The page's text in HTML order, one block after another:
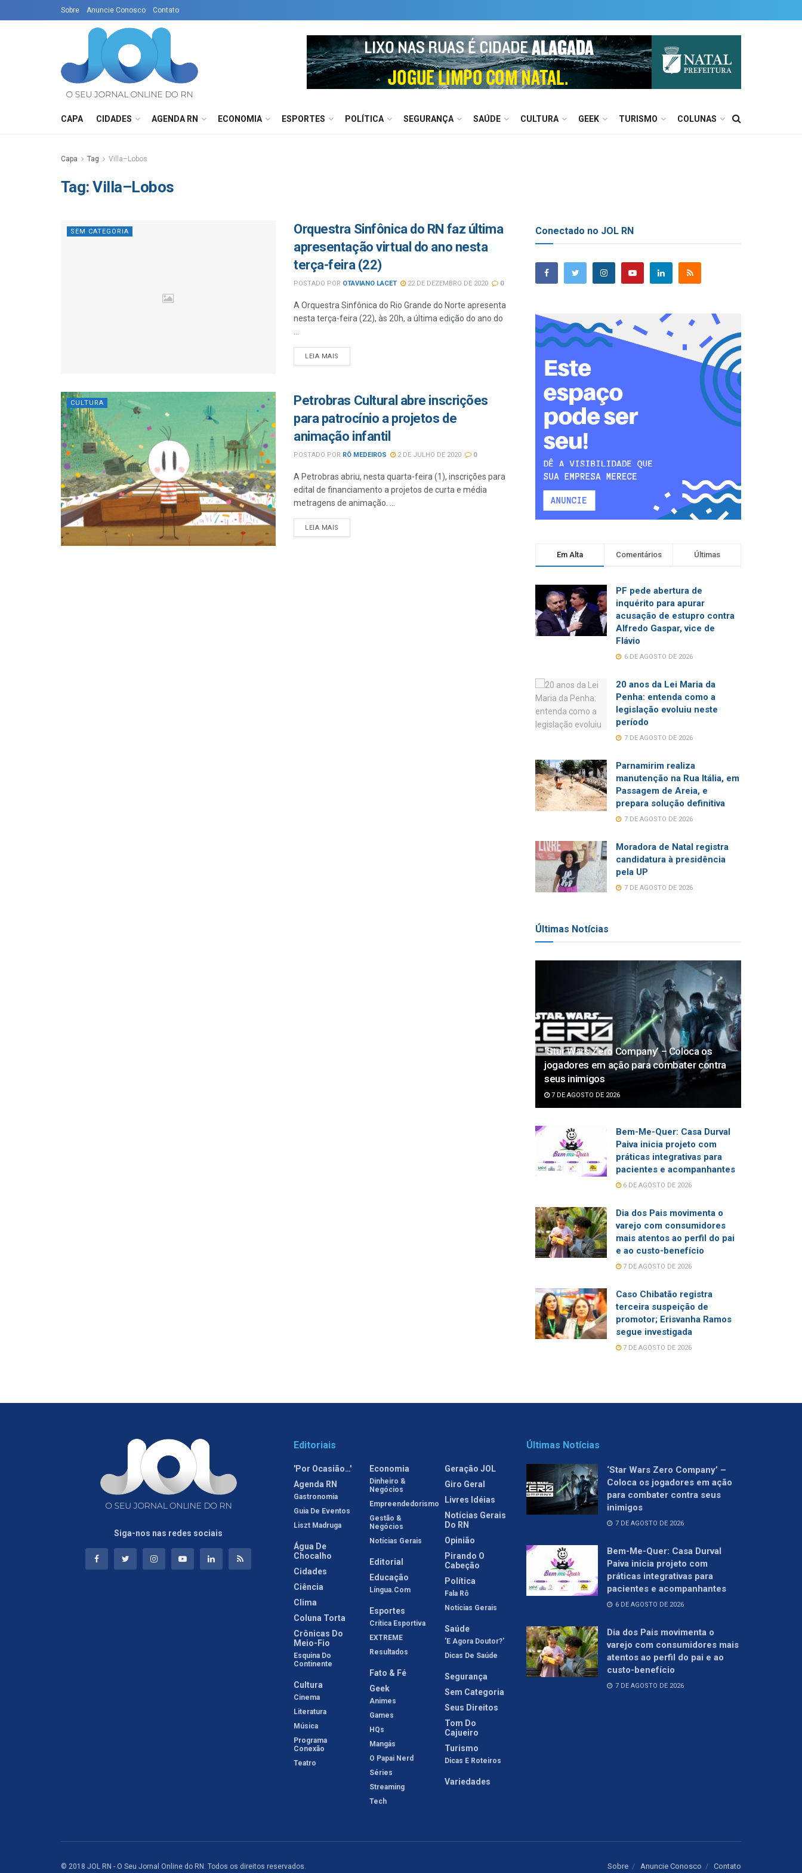
Sobre Anuncie Conosco Contato
CAPA CIDADES AGENDA RN ECONOMIA ESPORTES POLÍTICA SEGURANÇA SAÚDE CULTURA GEEK TURISMO COLUNAS
Capa Tag Villa–Lobos
Tag:Villa–Lobos
SEM CATEGORIA
Orquestra Sinfônica do RN faz última
apresentação virtual do ano nesta
terça-feira (22)
POSTADO POR OTAVIANO LACET 22 DE DEZEMBRO DE 2020 0
A Orquestra Sinfônica do Rio Grande do Norte apresenta
nesta terça-feira (22), às 20h, a última edição do ano do
LEIA MAIS
CULTURA
Petrobras Cultural abre inscrições
para patrocínio a projetos de
animação infantil
POSTADO POR RÔ MEDEIROS 2 DE JULHO DE 2020 0
A Petrobras abriu, nesta quarta-feira (1), inscrições para
edital de financiamento a projetos de curta e média
metragens de animação. ...
LEIA MAIS
Conectado no JOL RN
Em Alta Comentários Últimas
PF pede abertura de
inquérito para apurar
acusação de estupro contra
Alfredo Gaspar, vice de
Flávio
6 DE AGOSTO DE 2026
20 anos da Lei Maria da
Penha: entenda como a
legislação evoluiu neste
período
7 DE AGOSTO DE 2026
Parnamirim realiza
manutenção na Rua Itália, em
Passagem de Areia, e
prepara solução definitiva
7 DE AGOSTO DE 2026
Moradora de Natal registra
candidatura à presidência
pela UP
7 DE AGOSTO DE 2026
Últimas Notícias
‘Star Wars Zero Company’ – Coloca os
jogadores em ação para combater contra
seus inimigos
7 DE AGOSTO DE 2026
Bem-Me-Quer: Casa Durval
Paiva inicia projeto com
práticas integrativas para
pacientes e acompanhantes
6 DE AGOSTO DE 2026
Dia dos Pais movimenta o
varejo com consumidores
mais atentos ao perfil do pai
e ao custo-benefício
7 DE AGOSTO DE 2026
Caso Chibatão registra
terceira suspeição de
promotor; Erisvanha Ramos
segue investigada
7 DE AGOSTO DE 2026
Siga-nos nas redes sociais
Editoriais
'Por Ocasião…'
Agenda RN
Gastronomia
Guia De Eventos
Liszt Madruga
Água De
Chocalho
Cidades
Ciência
Clima
Coluna Torta
Crônicas Do
Meio-Fio
Esquina Do
Continente
Cultura
Cinema
Literatura
Música
Programa
Conexão
Teatro
Economia
Dinheiro &
Negócios
Empreendedorismo
Gestão &
Negócios
Notícias Gerais
Editorial
Educação
Língua.com
Esportes
Crítica Esportiva
EXTREME
Resultados
Fato & Fé
Geek
Animes
Games
HQs
Mangás
O Papai Nerd
Séries
Streaming
Tech
Geração JOL
Giro Geral
Livres Idéias
Notícias Gerais
Do RN
Opinião
Pirando O
Cabeção
Política
Fala Rô
Notícias Gerais
Saúde
'E Agora Doutor?'
Dicas De Saúde
Segurança
Sem Categoria
Seus Direitos
Tom Do
Cajueiro
Turismo
Dicas E Roteiros
Variedades
Últimas Notícias
‘Star Wars Zero Company’ –
Coloca os jogadores em ação
para combater contra seus
inimigos
7 DE AGOSTO DE 2026
Bem-Me-Quer: Casa Durval
Paiva inicia projeto com
práticas integrativas para
pacientes e acompanhantes
6 DE AGOSTO DE 2026
Dia dos Pais movimenta o
varejo com consumidores mais
atentos ao perfil do pai e ao
custo-benefício
7 DE AGOSTO DE 2026
Sobre Anuncie Conosco Contato
© 2018 JOL RN - O Seu Jornal Online do RN. Todos os direitos reservados.